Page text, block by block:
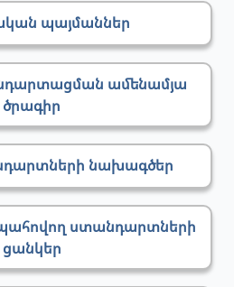
պայմաններ
ամենամյա
ծրագիր
նախագծեր
ստանդարտների
ցանկեր